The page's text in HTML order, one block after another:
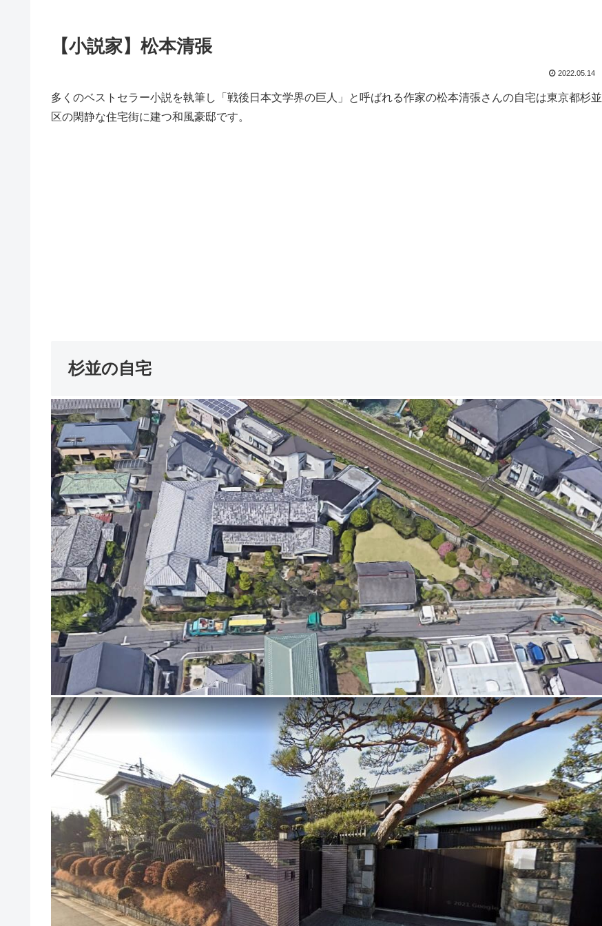
【小説家】松本清張
2022.05.14
多くのベストセラー小説を執筆し「戦後日本文学界の巨人」と呼ばれる作家の松本清張さんの自宅は東京都杉並
区の閑静な住宅街に建つ和風豪邸です。
杉並の自宅